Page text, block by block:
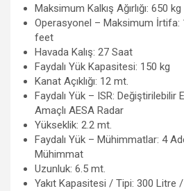
Maksimum Kalkış Ağırlığı: 650 kg
Operasyonel – Maksimum İrtifa:
feet
Havada Kalış: 27 Saat
Faydalı Yük Kapasitesi: 150 kg
Kanat Açıklığı: 12 mt.
Faydalı Yük – ISR: Değiştirilebilir
Amaçlı AESA Radar
Yükseklik: 2.2 mt.
Faydalı Yük – Mühimmatlar: 4
Mühimmat
Uzunluk: 6.5 mt.
Yakıt Kapasitesi / Tipi: 300 Litre